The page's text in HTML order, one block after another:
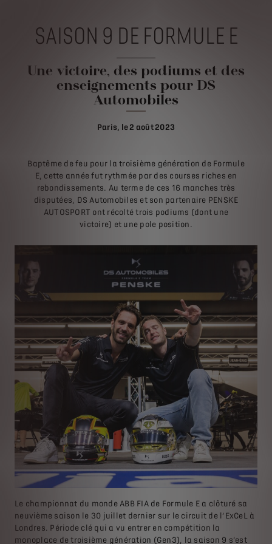
SAISON 9 DE FORMULE E
Une victoire, des podiums et des
enseignements pour DS
Automobiles
Paris, le 2 août 2023
Baptême de feu pour la troisième génération de Formule
E, cette année fut rythmée par des courses riches en
rebondissements. Au terme de ces 16 manches très
disputées, DS Automobiles et son partenaire PENSKE
AUTOSPORT ont récolté trois podiums (dont une
victoire) et une pole position.
Le championnat du monde ABB FIA de Formule E a clôturé sa
neuvième saison le 30 juillet dernier sur le circuit de l’ExCeL à
Londres. Période clé qui a vu entrer en compétition la
monoplace de troisième génération (Gen3), la saison 9 s’est